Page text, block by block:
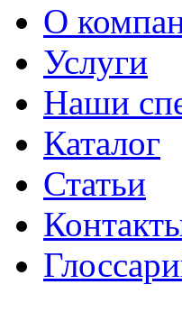
О
Услуги
Наши
Каталог
Статьи